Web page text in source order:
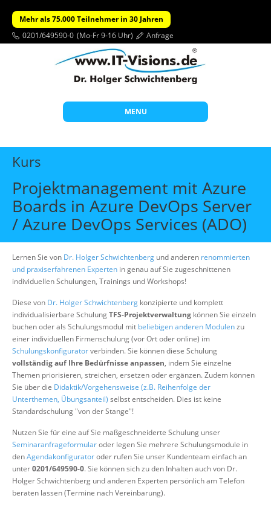
Mehr als 75.000 Teilnehmer in 30 Jahren
0201/649590-0 (Mo-Fr 9-16 Uhr) Anfrage
MENU
Start
Beratung
Individuelle Schulungen
Offene Seminare
Wissen
Über uns
Suche
Kurs
Projektmanagement mit Azure
Boards in Azure DevOps Server
/ Azure DevOps Services (ADO)
Lernen Sie von Dr. Holger Schwichtenberg und anderen renommierten
und praxiserfahrenen Experten in genau auf Sie zugeschnittenen
individuellen Schulungen, Trainings und Workshops!
Diese von Dr. Holger Schwichtenberg konzipierte und komplett
individualisierbare SchulungTFS-Projektverwaltung können Sie einzeln
buchen oder als Schulungsmodul mit beliebigen anderen Modulenzu
einer individuellen Firmenschulung (vor Ort oder online) im
Schulungskonfiguratorverbinden. Sie können diese Schulung
vollständig auf Ihre Bedürfnisse anpassen, indem Sie einzelne
Themen priorisieren, streichen, ersetzen oder ergänzen. Zudem können
Sie über die Didaktik/Vorgehensweise (z.B. Reihenfolge der
Unterthemen, Übungsanteil) selbst entscheiden. Dies ist keine
Standardschulung "von der Stange"!
Nutzen Sie für eine auf Sie maßgeschneiderte Schulung unser
Seminaranfrageformularoder legen Sie mehrere Schulungsmodule in
denAgendakonfiguratoroder rufen Sie unser Kundenteam einfach an
unter0201/649590-0. Sie können sich zu den Inhalten auch von Dr.
Holger Schwichtenberg und anderen Experten persönlich am Telefon
beraten lassen (Termine nach Vereinbarung).